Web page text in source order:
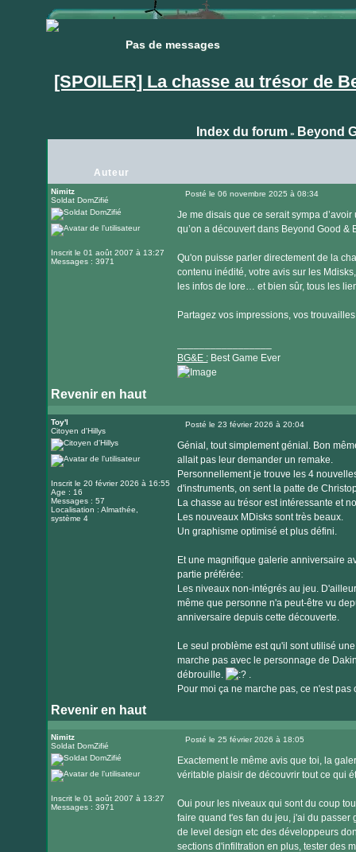
Pas de messages
Pas de messages
[SPOILER] La chasse au trésor de
Index du forum» Beyond
Auteur
Nimitz
Soldat DomZifié
Inscrit le 01 août 2007 à 13:27
Messages : 3971
Posté le 06 novembre 2025 à 08:34
Je me disais que ce serait sympa
qu’on a découvert dans Beyond Good &
Qu'on puisse parler directement de la
contenu inédité, votre avis sur les
les infos de lore… et bien sûr, tous les
Partagez vos impressions, vos
BG&E :Best Game Ever
Revenir en haut
le
internet
Toy'l
Citoyen d'Hillys
Inscrit le 20 février 2026 à 16:55
Age : 16
Messages : 57
Localisation : Almathée,
système 4
Posté le 23 février 2026 à 20:04
Génial, tout simplement génial. Bon
allait pas leur demander un remake.
Personnellement je trouve les 4
d'instruments, on sent la patte de
La chasse au trésor est intéressante et
Les nouveaux MDisks sont très beaux.
Un graphisme optimisé et plus défini.
Et une magnifique galerie anniversaire
partie préférée:
Les niveaux non-intégrés au jeu.
même que personne n'a peut-être vu
anniversaire depuis cette découverte.
Le seul problème est qu'il sont utilisé
marche pas avec le personnage de
débrouille.
.
Pour moi ça ne marche pas, ce n'est
Revenir en haut
Nimitz
Soldat DomZifié
Inscrit le 01 août 2007 à 13:27
Messages : 3971
Posté le 25 février 2026 à 18:05
Exactement le même avis que toi, la
véritable plaisir de découvrir tout ce qui
Oui pour les niveaux qui sont du coup
faire quand t'es fan du jeu, j'ai du passer
de level design etc des développeurs
sections d'infiltration en plus, tester des